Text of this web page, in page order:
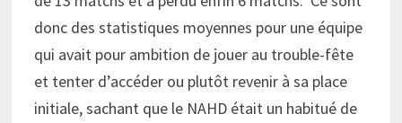
donc des statistiques moyennes pour une équipe
qui avait pour ambition de jouer au trouble-fête
et tenter d’accéder ou plutôt revenir à sa place
initiale, sachant que le NAHD était un habitué de